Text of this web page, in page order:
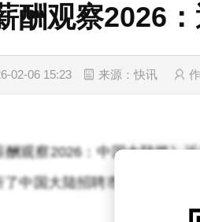
酬观察2026
02-06 15:23 来源：快讯
酬观察2026：中国大陆篇》
了中国大陆招聘市场动态、